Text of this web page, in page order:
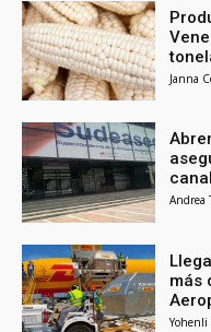
Janna
Andrea
más
Yohenli